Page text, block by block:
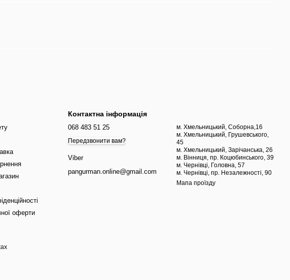
оферти
Контактна інформація
068 483 51 25
Передзвонити вам?
Viber
pangurman.online@gmail.com
м. Хмельницький, Соборна,16
м. Хмельницький, Грушевського,
45
м. Хмельницький, Зарічанська, 26
м. Вінниця, пр. Коцюбинського, 39
м. Чернівці, Головна, 57
м. Чернівці, пр. Незалежності, 90
Мапа проїзду